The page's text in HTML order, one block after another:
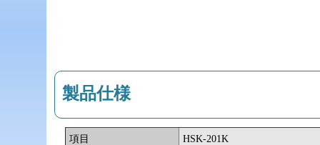
製品仕様
項目 HSK-201K